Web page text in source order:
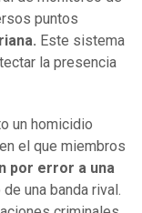
puntos
Este sistema
la presencia
un homicidio
el que miembros
por error a una
una banda rival.